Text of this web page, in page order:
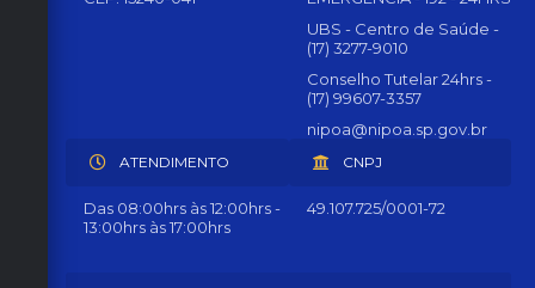
UBS - Centro de Saúde -
(17) 3277-9010
Conselho Tutelar 24hrs -
(17) 99607-3357
nipoa@nipoa.sp.gov.br
ATENDIMENTO
Das 08:00hrs às 12:00hrs -
13:00hrs às 17:00hrs
CNPJ
49.107.725/0001-72